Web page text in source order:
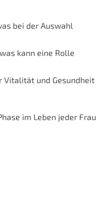
bei der Auswahl
kann eine Rolle
Vitalität und Gesundheit
im Leben jeder Frau